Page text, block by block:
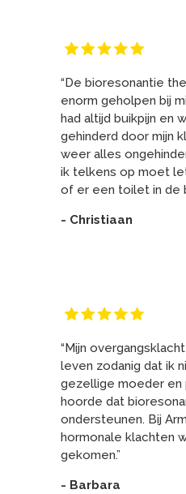
“De bioresonantie
enorm geholpen bij
had altijd buikpijn en
gehinderd door mijn
weer alles
ik telkens op moet
of er een toilet in de
- Christiaan
“Mijn
leven zodanig dat ik
gezellige moeder en
hoorde dat
ondersteunen. Bij
hormonale klachten
gekomen.”
- Barbara